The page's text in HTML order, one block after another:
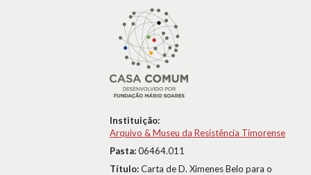
Instituição:
Arquivo & Museu da Resistência Timorense
Pasta:06464.011
Título:Carta de D. Ximenes Belo para o